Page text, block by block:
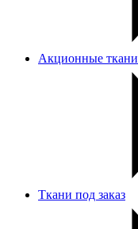
Акционные ткани
Ткани под заказ